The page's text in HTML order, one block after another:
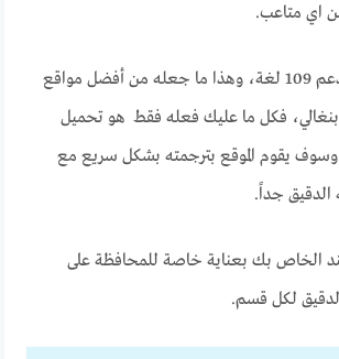
اي متاعب.
جعله من
أفضل مواقع
، فكل ما عليك فعله فقط هو تحميل
وسوف يقوم الموقع بترجمته بشكل سريع مع
جداً.
الخاص بك بعناية خاصة للمحافظة على
لكل قسم.